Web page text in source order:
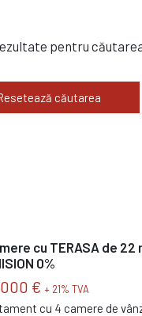
pentru
căutarea
cu TERASA de 22
0%
€ + 21% TVA
cu 4 camere de